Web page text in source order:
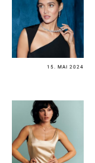
15. MAI 2024